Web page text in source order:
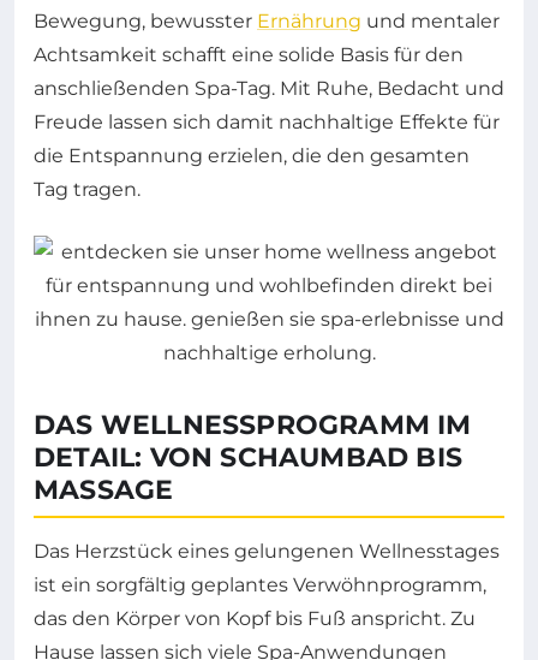
Bewegung, bewusster Ernährung und mentaler
Achtsamkeit schafft eine solide Basis für den
anschließenden Spa-Tag. Mit Ruhe, Bedacht und
Freude lassen sich damit nachhaltige Effekte für
die Entspannung erzielen, die den gesamten
Tag tragen.
DAS WELLNESSPROGRAMM IM
DETAIL: VON SCHAUMBAD BIS
MASSAGE
Das Herzstück eines gelungenen Wellnesstages
ist ein sorgfältig geplantes Verwöhnprogramm,
das den Körper von Kopf bis Fuß anspricht. Zu
Hause lassen sich viele Spa-Anwendungen